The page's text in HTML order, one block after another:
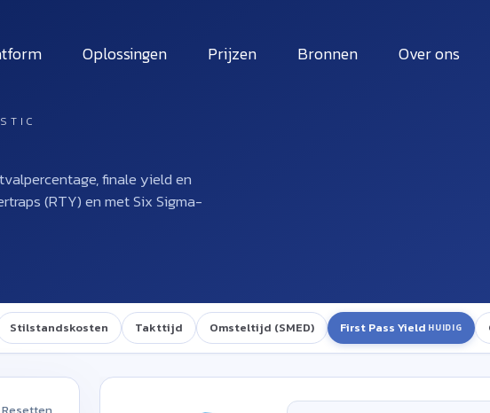
Oplossingen Prijzen Bronnen Over ons
finale yield en
(RTY) en met Six Sigma-
Stilstandskosten Takttijd Omsteltijd (SMED) First Pass Yield HUIDIG
Resetten Ongeldige invoer